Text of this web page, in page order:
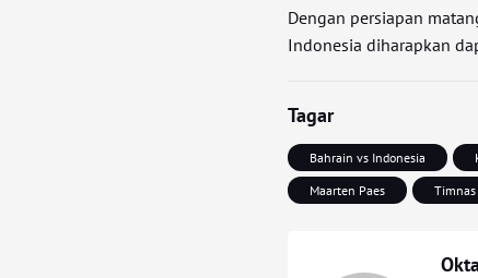
Dengan persiapan
Indonesia diharapkan
Tagar
Bahrain vs Indonesia
Maarten Paes
Timnas